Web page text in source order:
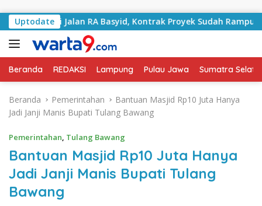
Uptodate
Jalan RA Basyid, Kontrak Proyek Sudah Rampung
Beranda REDAKSI Lampung Pulau Jawa Sumatra
Beranda Pemerintahan
Bantuan Masjid Rp10 Juta Hanya
Jadi Janji Manis Bupati Tulang Bawang
Pemerintahan, Tulang Bawang
Bantuan Masjid Rp10 Juta Hanya
Jadi Janji Manis Bupati Tulang
Bawang